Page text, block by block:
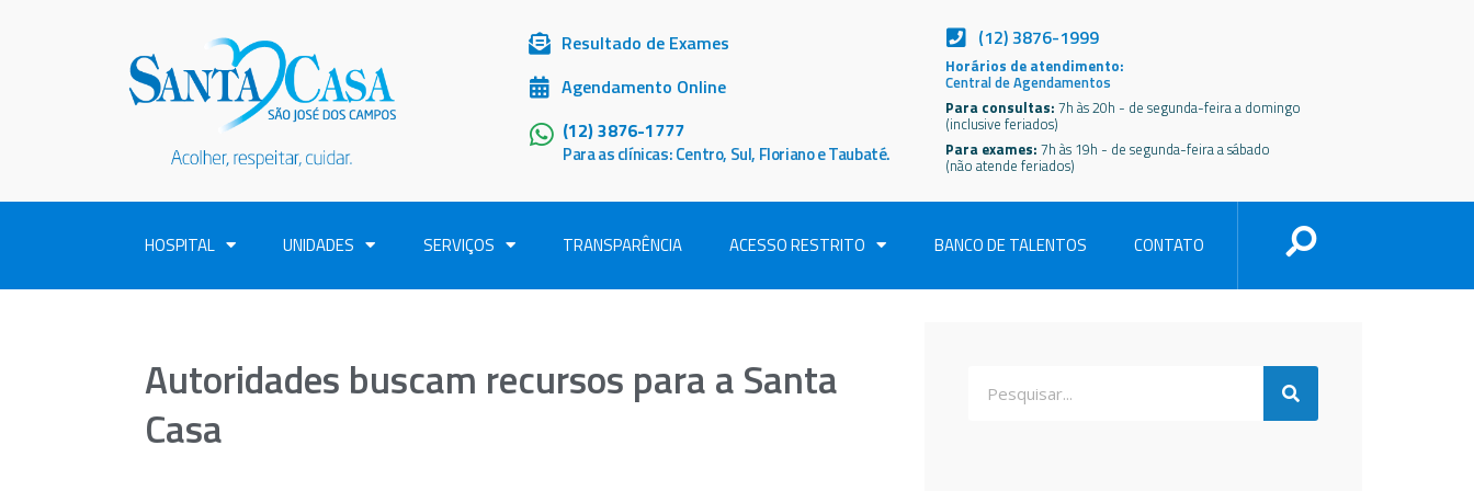
Resultado de Exames
Agendamento Online
(12) 3876-1777
Para as clínicas: Centro, Sul, Floriano e Taubaté.
(12) 3876-1999
Horários de atendimento:
Central de Agendamentos
Para consultas: 7h às 20h - de segunda-feira a domingo
(inclusive feriados)
Para exames: 7h às 19h - de segunda-feira a sábado
(não atende feriados)
HOSPITAL UNIDADES SERVIÇOS TRANSPARÊNCIA ACESSO RESTRITO BANCO DE TALENTOS CONTATO
Autoridades buscam recursos para a Santa
Casa